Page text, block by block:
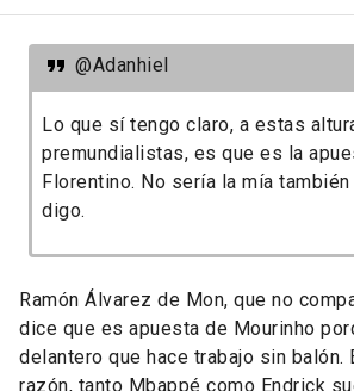
@Adanhiel
Lo que sí tengo claro, a estas
premundialistas, es que es la
Florentino. No sería la mía
digo.
Ramón Álvarez de Mon, que no
dice que es apuesta de Mourinho
delantero que hace trabajo sin balón.
razón, tanto Mbappé como Endrick